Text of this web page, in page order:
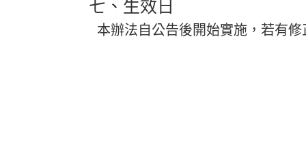
本辦法自公告後開始實施，若有